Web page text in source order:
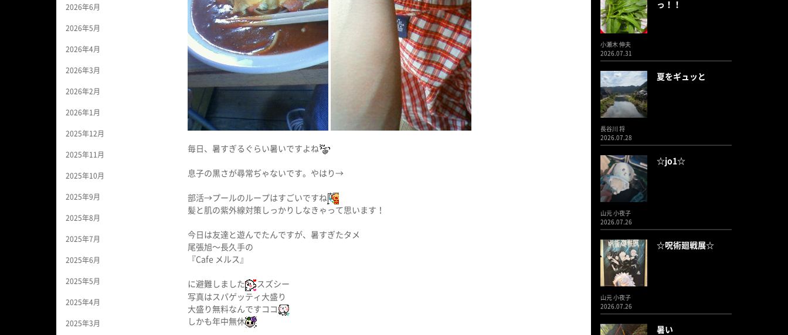
2026年6月
2026年5月
2026年4月
2026年3月
2026年2月
2026年1月
2025年12月
2025年11月
2025年10月
2025年9月
2025年8月
2025年7月
2025年6月
2025年5月
2025年4月
2025年3月
毎日、暑すぎるぐらい暑いですよね
息子の黒さが尋常ぢゃないです。やはり→
部活→プールのループはすごいですね
髪と肌の紫外線対策しっかりしなきゃって思います！
今日は友達と遊んでたんですが、暑すぎたタメ
尾張旭〜長久手の
『Cafe メルス』
に避難しました
スズシー
写真はスパゲッティ大盛り
大盛り無料なんですココ
しかも年中無休
っ！！
小瀬木 伸夫
2026.07.31
夏をギュッと
長谷川 将
2026.07.28
☆jo1☆
山元 小夜子
2026.07.26
☆呪術廻戦展☆
山元 小夜子
2026.07.26
暑い